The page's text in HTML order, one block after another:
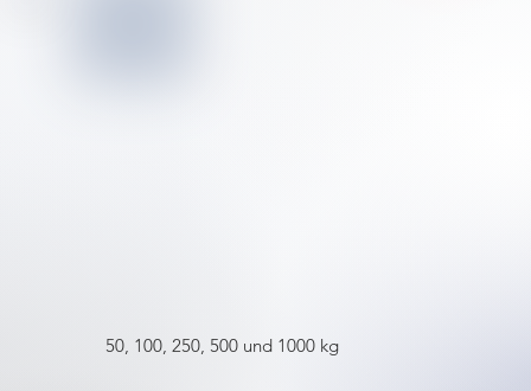
50, 100, 250, 500 und 1000 kg
SM35
SM35